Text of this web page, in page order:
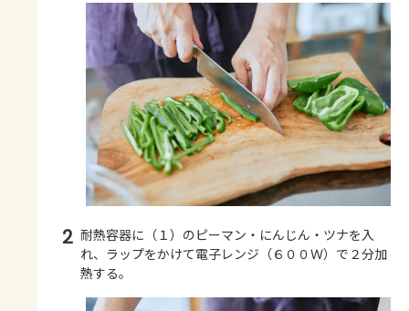
2 耐熱容器に（１）のピーマン・にんじん・ツナを入
れ、ラップをかけて電子レンジ（６００Ｗ）で２分加
熱する。